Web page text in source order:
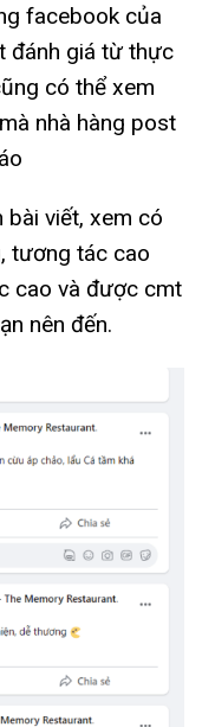
facebook của
đánh giá từ thực
có thể xem
nhà hàng post
bài viết, xem có
tương tác cao
cao và được cmt
nên đến.